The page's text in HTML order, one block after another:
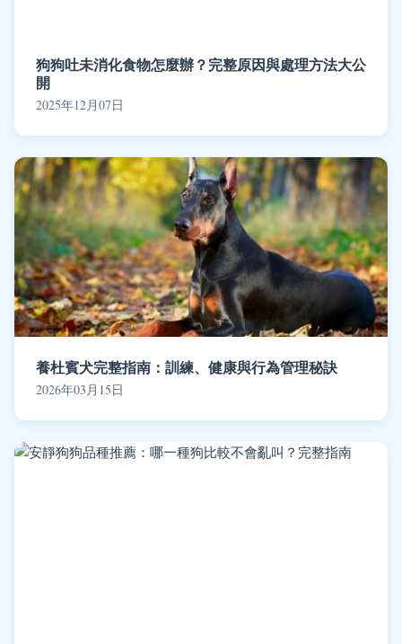
狗狗吐未消化食物怎麼辦？完整原因與處理方法大公
開
2025年12月07日
養杜賓犬完整指南：訓練、健康與行為管理秘訣
2026年03月15日